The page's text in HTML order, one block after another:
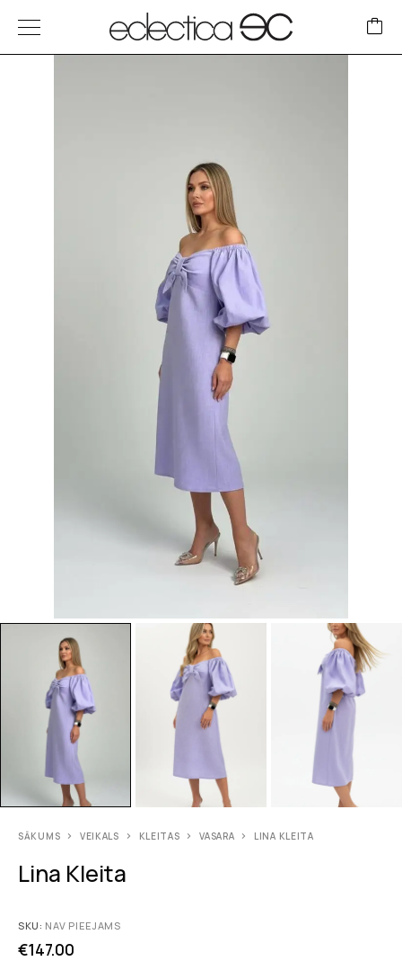
SĀKUMS VEIKALS KLEITAS VASARA LINA KLEITA
Lina Kleita
SKU: NAV PIEEJAMS
€147.00